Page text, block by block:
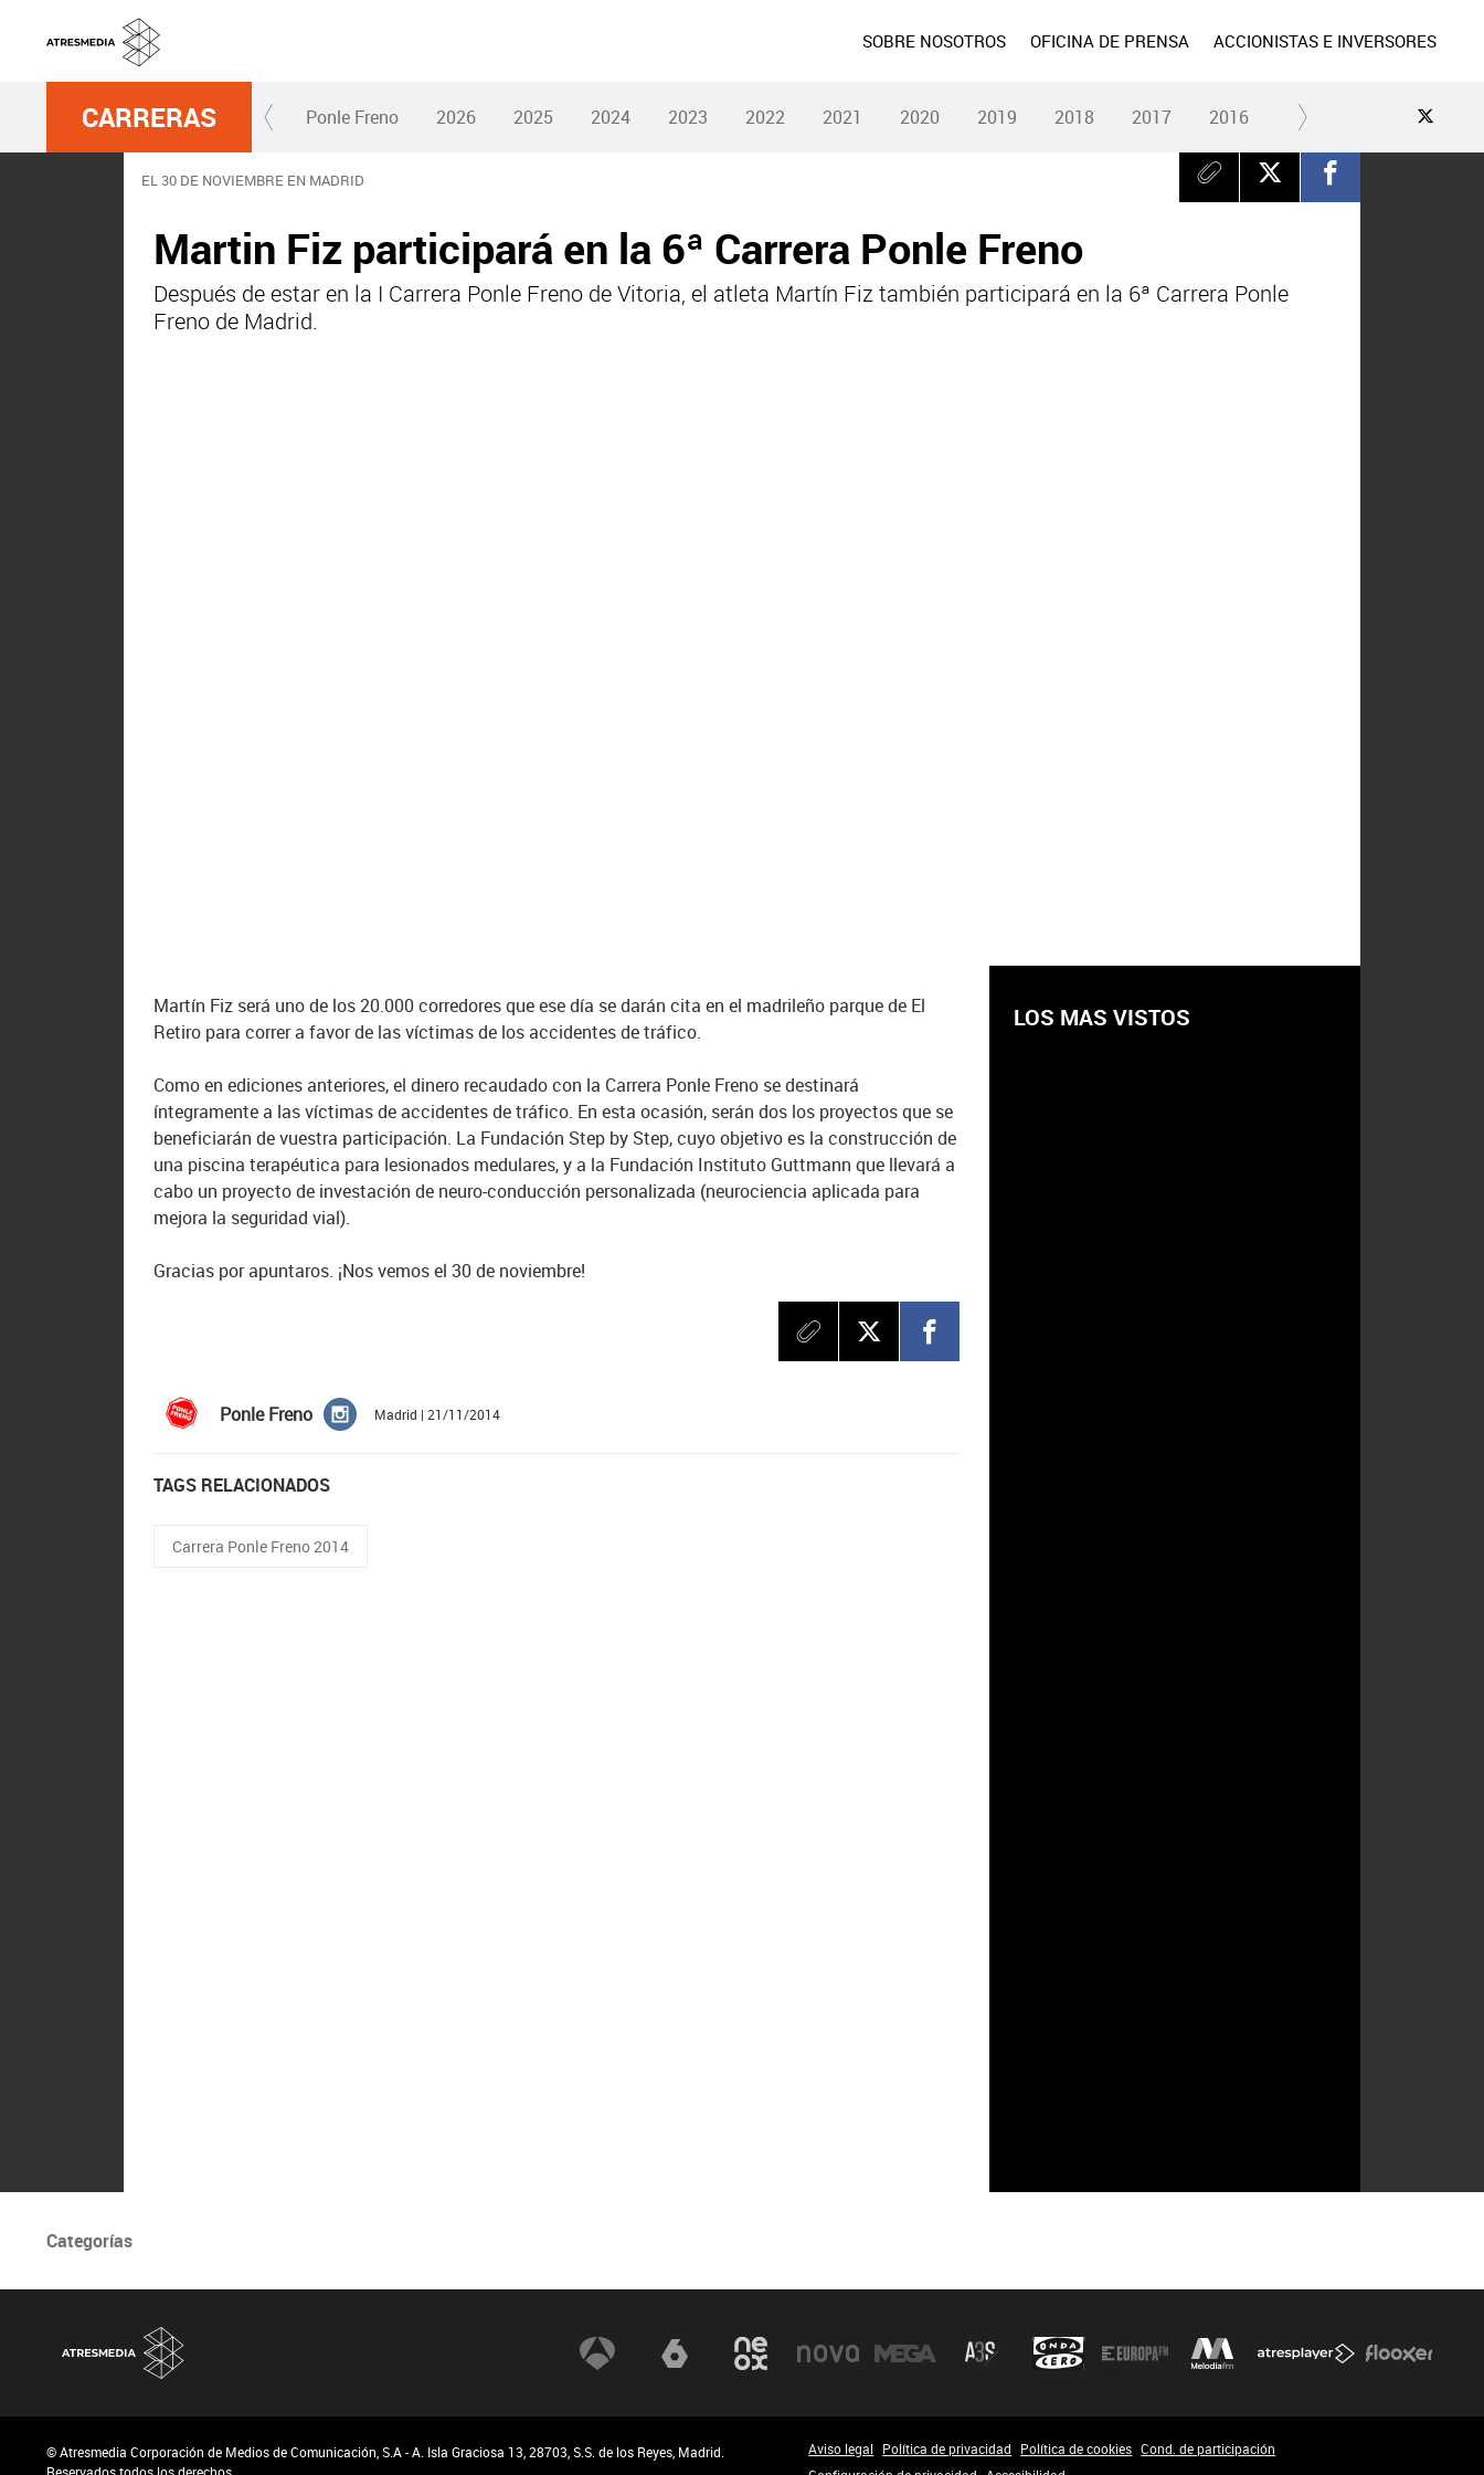
SOBRE NOSOTROS OFICINA DE PRENSA ACCIONISTAS E INVERSORES
CARRERAS Ponle Freno 2026 2025 2024 2023 2022 2021 2020 2019 2018 2017 2016 2015
EL 30 DE NOVIEMBRE EN MADRID
Martin Fiz participará en la 6ª Carrera Ponle Freno
Después de estar en la I Carrera Ponle Freno de Vitoria, el atleta Martín Fiz también participará en la 6ª Carrera Ponle
Freno de Madrid.
Martín Fiz será uno de los 20.000 corredores que ese día se darán cita en el madrileño parque de El
Retiro para correr a favor de las víctimas de los accidentes de tráfico.
Como en ediciones anteriores, el dinero recaudado con la Carrera Ponle Freno se destinará
íntegramente a las víctimas de accidentes de tráfico. En esta ocasión, serán dos los proyectos que se
beneficiarán de vuestra participación. La Fundación Step by Step, cuyo objetivo es la construcción de
una piscina terapéutica para lesionados medulares, y a la Fundación Instituto Guttmann que llevará a
cabo un proyecto de investación de neuro-conducción personalizada (neurociencia aplicada para
mejora la seguridad vial).
Gracias por apuntaros. ¡Nos vemos el 30 de noviembre!
Ponle Freno Madrid | 21/11/2014
TAGS RELACIONADOS
Carrera Ponle Freno 2014
LOS MAS VISTOS
Categorías
© Atresmedia Corporación de Medios de Comunicación, S.A - A. Isla Graciosa 13, 28703, S.S. de los Reyes, Madrid.
Aviso legal Política de privacidad Política de cookies Cond. de participación